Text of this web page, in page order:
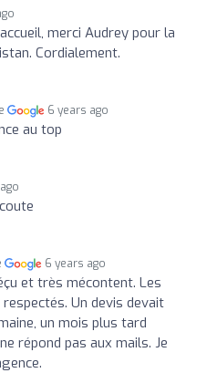
merci Audrey pour la
Cordialement.
6 years ago
au top
6 years ago
et très mécontent. Les
Un devis devait
un mois plus tard
répond pas aux mails. Je